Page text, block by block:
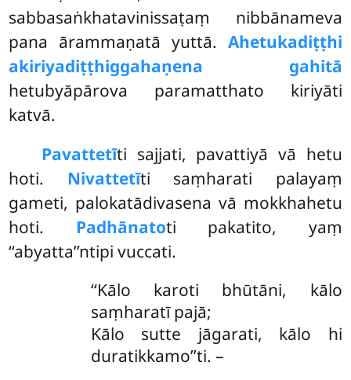
sabbasaṅkhatavinissaṭaṃ nibbānameva
pana ārammaṇatā yuttā. Ahetukadiṭṭhi
akiriyadiṭṭhiggahaṇena gahitā
hetubyāpārova paramatthato kiriyāti
katvā.
Pavattetīti sajjati, pavattiyā vā hetu
hoti. Nivattetīti saṃharati palayaṃ
gameti, palokatādivasena vā mokkhahetu
hoti. Padhānatoti pakatito, yaṃ
‘‘abyatta’’ntipi vuccati.
‘‘Kālo karoti bhūtāni, kālo
saṃharatī pajā;
Kālo sutte jāgarati, kālo hi
duratikkamo’’ti. –